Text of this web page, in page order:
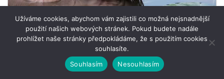
Užíváme cookies, abychom vám zajistili co možná nejsnadnější
použití našich webových stránek. Pokud budete nadále
prohlížet naše stránky předpokládáme, že s použitím cookies
souhlasíte.
Souhlasím
Nesouhlasím